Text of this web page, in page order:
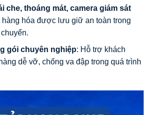
che, thoáng mát, camera giám sát
hóa được lưu giữ an toàn trong
gói chuyên nghiệp: Hỗ trợ khách
dễ vỡ, chống va đập trong quá trình